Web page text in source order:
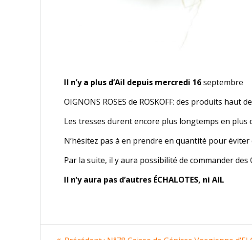
Il n’y a plus d’Ail depuis mercredi 16septembre
OIGNONS ROSES de ROSKOFF: des produits haut
Les tresses durent encore plus longtemps en plus
N’hésitez pas à en prendre en quantité pour
Par la suite, il y aura possibilité de commander des
Il n’y aura pas d’autres ÉCHALOTES, ni AIL